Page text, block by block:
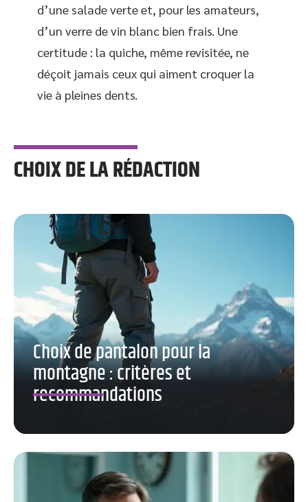
d’une salade verte et, pour les amateurs,
d’un verre de vin blanc bien frais. Une
certitude : la quiche, même revisitée, ne
déçoit jamais ceux qui aiment croquer la
vie à pleines dents.
CHOIX DE LA RÉDACTION
Choix de pantalon pour la
montagne : critères et
recommandations